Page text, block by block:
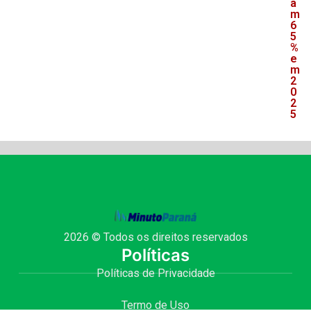
a
m
6
5
%
e
m
2
0
2
5
2026 © Todos os direitos reservados
Políticas
Políticas de Privacidade
Termo de Uso